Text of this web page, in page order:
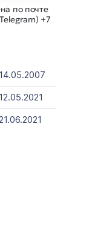
по почте
+7
14.05.2007
12.05.2021